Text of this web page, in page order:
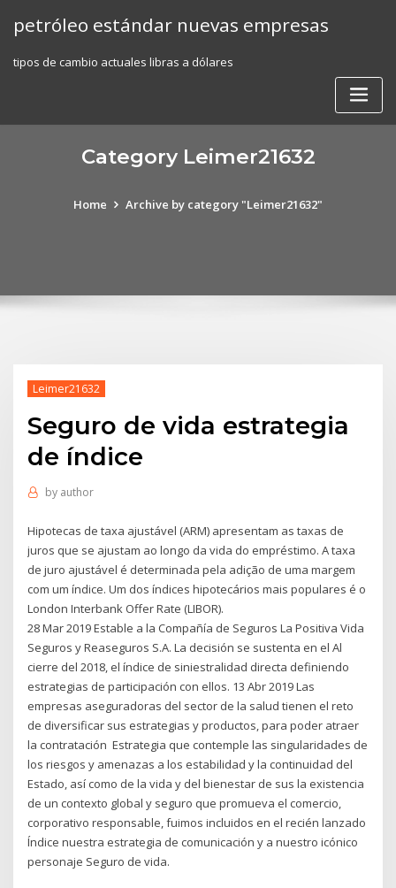
petróleo estándar nuevas empresas
tipos de cambio actuales libras a dólares
Category Leimer21632
Home Archive by category "Leimer21632"
Leimer21632
Seguro de vida estrategia
de índice
by author
Hipotecas de taxa ajustável (ARM) apresentam as taxas de
juros que se ajustam ao longo da vida do empréstimo. A taxa
de juro ajustável é determinada pela adição de uma margem
com um índice. Um dos índices hipotecários mais populares é o
London Interbank Offer Rate (LIBOR).
28 Mar 2019 Estable a la Compañía de Seguros La Positiva Vida
Seguros y Reaseguros S.A. La decisión se sustenta en el Al
cierre del 2018, el índice de siniestralidad directa definiendo
estrategias de participación con ellos. 13 Abr 2019 Las
empresas aseguradoras del sector de la salud tienen el reto
de diversificar sus estrategias y productos, para poder atraer
la contratación Estrategia que contemple las singularidades de
los riesgos y amenazas a los estabilidad y la continuidad del
Estado, así como de la vida y del bienestar de sus la existencia
de un contexto global y seguro que promueva el comercio,
corporativo responsable, fuimos incluidos en el recién lanzado
Índice nuestra estrategia de comunicación y a nuestro icónico
personaje Seguro de vida.